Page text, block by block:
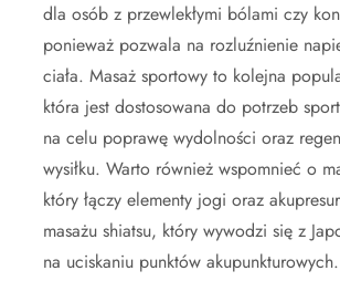
dla osób z przewlekłymi bólami czy
ponieważ pozwala na rozluźnienie
ciała. Masaż sportowy to kolejna
która jest dostosowana do potrzeb
na celu poprawę wydolności oraz
wysiłku. Warto również wspomnieć o
który łączy elementy jogi oraz
masażu shiatsu, który wywodzi się z
na uciskaniu punktów akupunkturowych.